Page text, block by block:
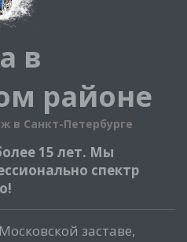
в
районе
в Санкт-Петербурге
15 лет. Мы
спектр
заставе,